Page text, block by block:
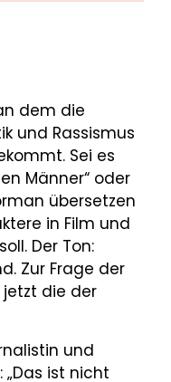
dem die
und Rassismus
Sei es
Männer“ oder
übersetzen
in Film und
Der Ton:
Zur Frage der
die der
und
ist nicht